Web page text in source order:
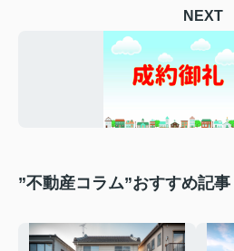
NEXT
”不動産コラム”おすすめ記事